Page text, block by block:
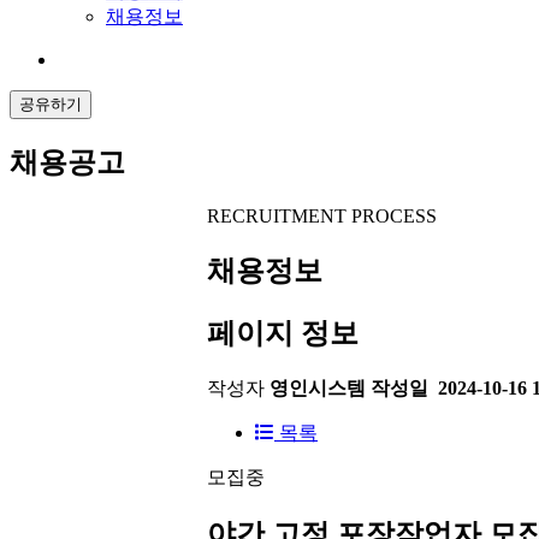
채용정보
공유하기
채용공고
RECRUITMENT PROCESS
채용정보
페이지 정보
작성자 영인시스템 작성일 2024-10-16
목록
모집중